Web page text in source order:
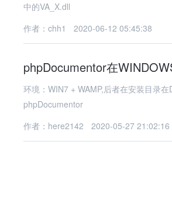
中的VA_X.dll
作者：chh1
2020-06-12 05:45:38
phpDocumentor在
环境：WIN7 + WAMP,后者在安装目录
phpDocumentor
作者：here2142
2020-05-27 21:02:16